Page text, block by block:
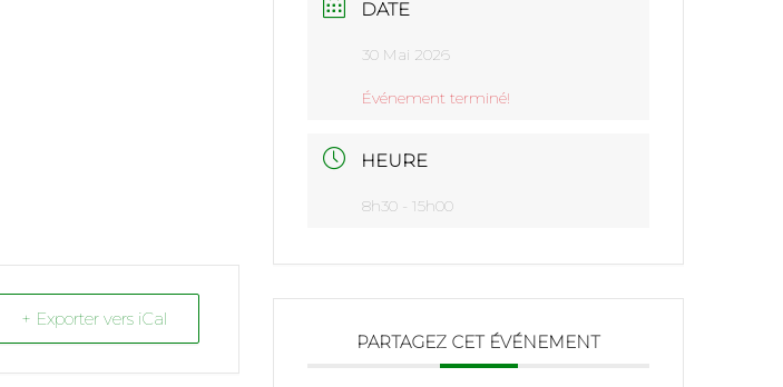
+ Exporter vers iCal
DATE
30 Mai 2026
Événement terminé!
HEURE
8h30 - 15h00
PARTAGEZ CET ÉVÉNEMENT